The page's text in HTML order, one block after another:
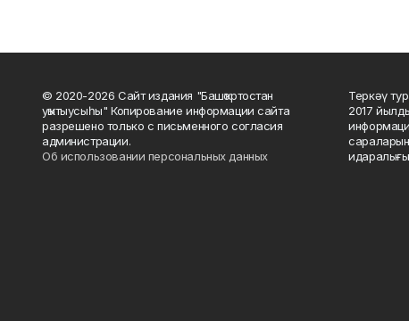
© 2020-2026 Сайт издания "Башҡортостан
уҡытыусыһы" Копирование информации сайта
разрешено только с письменного согласия
администрации.
Об использовании персональных данных
Теркәү
2017